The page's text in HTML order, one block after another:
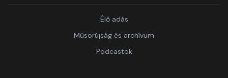
Élő adás
Műsorújság és archívum
Podcastok